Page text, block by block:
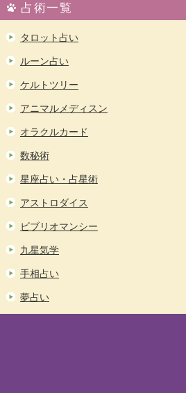
占術一覧
タロット占い
ルーン占い
ケルトツリー
アニマルメディスン
オラクルカード
数秘術
星座占い・占星術
アストロダイス
ビブリオマンシー
九星気学
手相占い
夢占い